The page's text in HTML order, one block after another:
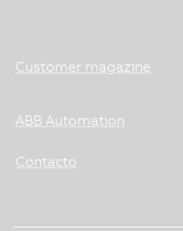
Customer magazine
ABB Automation
Contacto